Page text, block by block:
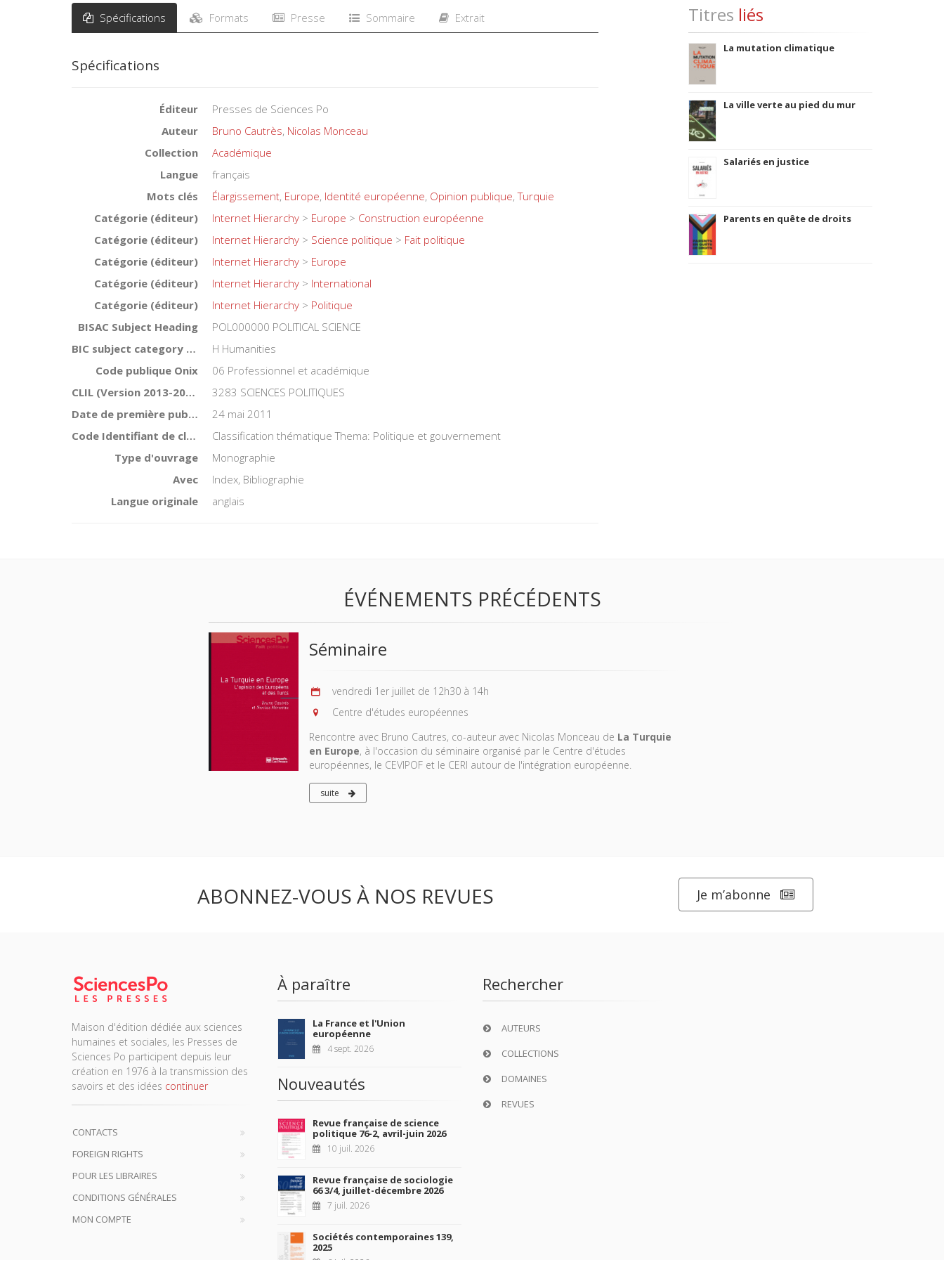
Spécifications Formats Presse Sommaire Extrait
Spécifications
Éditeur
Presses de Sciences Po
Auteur
Bruno Cautrès, Nicolas Monceau
Collection
Académique
Langue
français
Mots clés
Élargissement, Europe, Identité européenne, Opinion publique,Turquie
Catégorie (éditeur)
Internet Hierarchy > Europe > Construction européenne
Catégorie (éditeur)
Internet Hierarchy > Science politique > Fait politique
Catégorie (éditeur)
Internet Hierarchy > Europe
Catégorie (éditeur)
Internet Hierarchy > International
Catégorie (éditeur)
Internet Hierarchy > Politique
BISAC Subject Heading
POL000000 POLITICAL SCIENCE
BIC subject category (UK)
H Humanities
Code publique Onix
06 Professionnel et académique
CLIL (Version 2013-2019 )
3283 SCIENCES POLITIQUES
Date de première publication du titre
24 mai 2011
Code Identifiant de classement sujet
Classification thématique Thema: Politique et gouvernement
Type d'ouvrage
Monographie
Avec
Index, Bibliographie
Langue originale
anglais
Titres liés
La mutation climatique
La ville verte au pied du mur
Salariés en justice
Parents en quête de droits
ÉVÉNEMENTS PRÉCÉDENTS
Séminaire
vendredi 1er juillet de 12h30 à 14h
Centre d'études européennes
Rencontre avec Bruno Cautres, co-auteur avec Nicolas Monceau de La Turquie
en Europe, à l'occasion du séminaire organisé par le Centre d'études
européennes, le CEVIPOF et le CERI autour de l'intégration européenne.
suite
ABONNEZ-VOUS À NOS REVUES Je m’abonne
Maison d'édition dédiée aux sciences
humaines et sociales, les Presses de
Sciences Po participent depuis leur
création en 1976 à la transmission des
savoirs et des idées continuer
CONTACTS
FOREIGN RIGHTS
POUR LES LIBRAIRES
CONDITIONS GÉNÉRALES
MON COMPTE
À paraître
La France et l'Union
européenne
4 sept. 2026
Nouveautés
Revue française de science
politique 76-2, avril-juin 2026
10 juil. 2026
Revue française de sociologie
66 3/4, juillet-décembre 2026
7 juil. 2026
Sociétés contemporaines 139,
2025
6 juil. 2026
Rechercher
AUTEURS
COLLECTIONS
DOMAINES
REVUES